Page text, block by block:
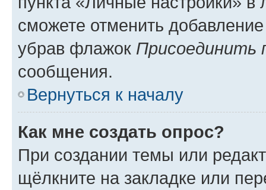
сможете отменить
убрав флажок Присоединить
сообщения.
Вернуться к началу
Как мне создать опрос?
При создании темы или
щёлкните на закладке или